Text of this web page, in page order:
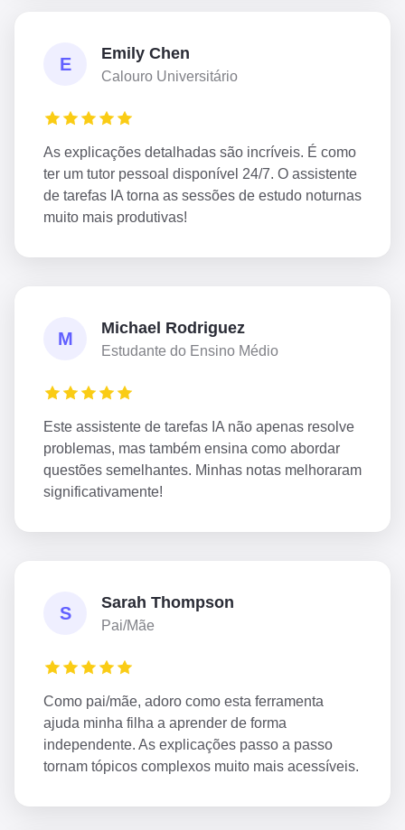
E
Emily Chen
Calouro Universitário
As explicações detalhadas são incríveis. É como
ter um tutor pessoal disponível 24/7. O assistente
de tarefas IA torna as sessões de estudo noturnas
muito mais produtivas!
M
Michael Rodriguez
Estudante do Ensino Médio
Este assistente de tarefas IA não apenas resolve
problemas, mas também ensina como abordar
questões semelhantes. Minhas notas melhoraram
significativamente!
S
Sarah Thompson
Pai/Mãe
Como pai/mãe, adoro como esta ferramenta
ajuda minha filha a aprender de forma
independente. As explicações passo a passo
tornam tópicos complexos muito mais acessíveis.